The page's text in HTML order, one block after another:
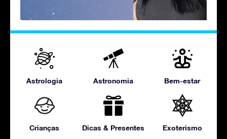
Astrologia Astronomia Bem-estar
Crianças Dicas & Presentes Exoterismo